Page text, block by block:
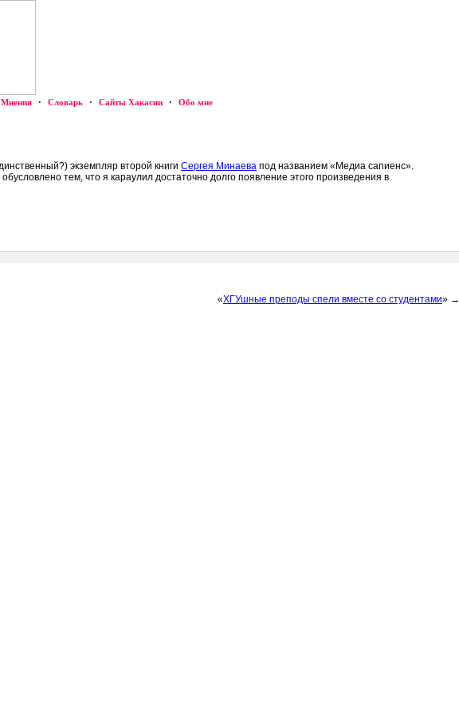
Мнения · Словарь · Сайты Хакасии · Обо мне
экземпляр второй книги Сергея Минаева под названием «Медиа сапиенс».
тем, что я караулил достаточно долго появление этого произведения в
«ХГУшные преподы спели вместе со студентами» →